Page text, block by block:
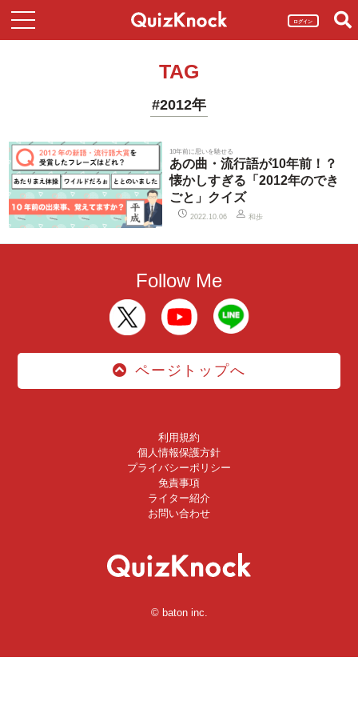
ログイン
TAG
#2012年
10年前に思いを馳せる
あの曲・流行語が10年前！？
懐かしすぎる「2012年のでき
ごと」クイズ
2022.10.06 和歩
Follow Me
ページトップへ
利用規約
個人情報保護方針
プライバシーポリシー
免責事項
ライター紹介
お問い合わせ
© baton inc.